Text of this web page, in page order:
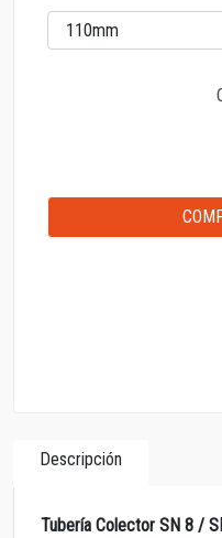
Descripción
Tubería Colector SN 8 /